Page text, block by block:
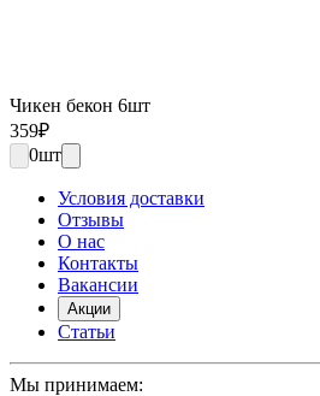
Чикен бекон 6шт
359₽
0шт
Условия доставки
Отзывы
О нас
Контакты
Вакансии
Акции
Статьи
Мы принимаем: